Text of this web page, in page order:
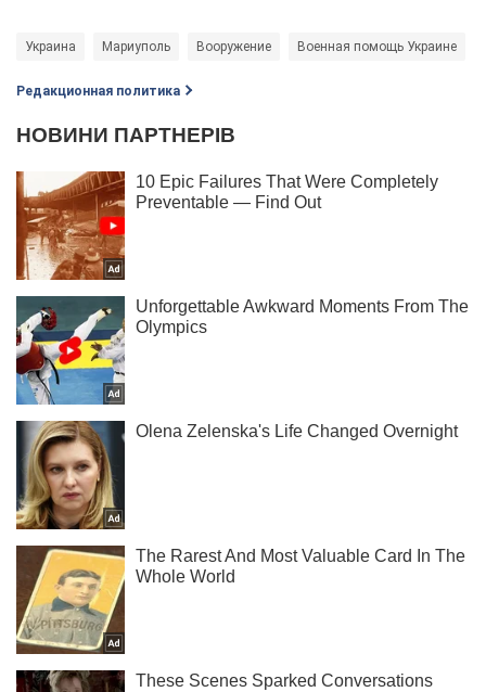
Украина Мариуполь Вооружение Военная помощь Украине
Редакционная политика